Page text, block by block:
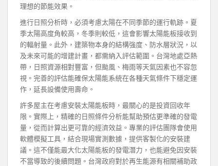
理想的節能效果。
進行日照分析時，必須考慮太陽在不同季節的運行軌跡。夏
季太陽高度角較高，冬季則較低，這會影響太陽能板接收到
的輻射量。此外，建築物本身的結構強度、防水層狀況，以
及未來可能的增建計畫，都需納入評估範圍。台灣地處亞熱
帶，日照資源相對豐富，但颱風、梅雨等天氣因素也不容忽
視。完善的評估能確保太陽能系統在各種天氣條件下穩定運
作，延長設備使用壽命。
許多屋主在考慮安裝太陽能板時，最關心的是投資回收年
限。實際上，精確的日照條件分析能幫助預估更準確的發電
量，從而計算出更可靠的經濟效益。專業的評估團隊會使用
軟體模擬工具，結合現場實測數據，提供客製化的安裝建
議。這不僅能最大化太陽能板的發電潛力，也能避免因安裝
不當導致的後續問題。台灣政府對於再生能源有相關補助政